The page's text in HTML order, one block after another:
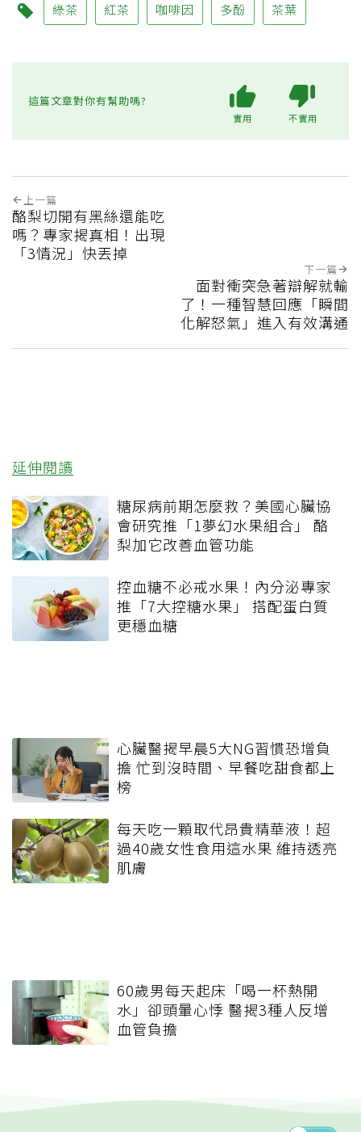
綠茶 紅茶 咖啡因 多酚 茶葉
這篇文章對你有幫助嗎?
實用 不實用
上一篇
酪梨切開有黑絲還能吃
嗎？專家揭真相！出現
「3情況」快丟掉
下一篇
面對衝突急著辯解就輸
了！一種智慧回應「瞬間
化解怒氣」進入有效溝通
延伸閱讀
糖尿病前期怎麼救？美國心臟協
會研究推「1夢幻水果組合」 酪
梨加它改善血管功能
控血糖不必戒水果！內分泌專家
推「7大控糖水果」 搭配蛋白質
更穩血糖
心臟醫揭早晨5大NG習慣恐增負
擔 忙到沒時間、早餐吃甜食都上
榜
每天吃一顆取代昂貴精華液！超
過40歲女性食用這水果 維持透亮
肌膚
60歲男每天起床「喝一杯熱開
水」卻頭暈心悸 醫揭3種人反增
血管負擔